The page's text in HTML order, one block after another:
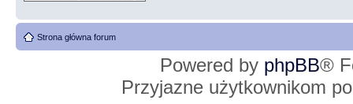
Strona główna forum
Powered by phpBB®
Przyjazne użytkownikom